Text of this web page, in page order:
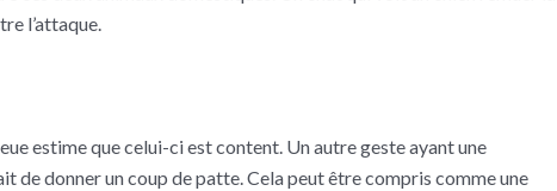
l’attaque.
estime que celui-ci est content. Un autre geste ayant une
donner un coup de patte. Cela peut être compris comme une